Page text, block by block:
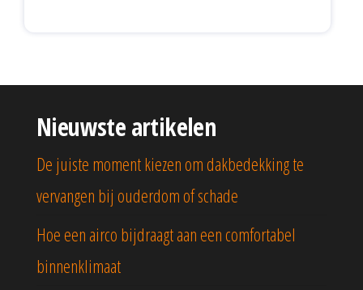
Nieuwste artikelen
De juiste moment kiezen om dakbedekking te
vervangen bij ouderdom of schade
Hoe een airco bijdraagt aan een comfortabel
binnenklimaat